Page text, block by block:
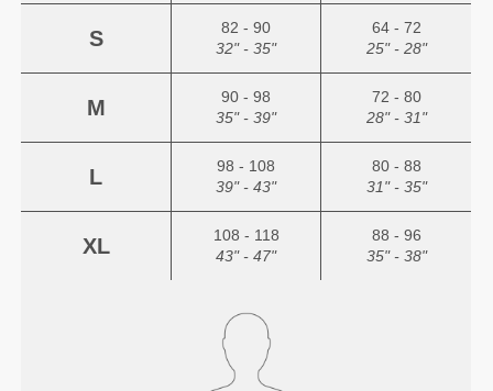
S
82 - 90
32" - 35"
64 - 72
25" - 28"
M
90 - 98
35" - 39"
72 - 80
28" - 31"
L
98 - 108
39" - 43"
80 - 88
31" - 35"
XL
108 - 118
43" - 47"
88 - 96
35" - 38"